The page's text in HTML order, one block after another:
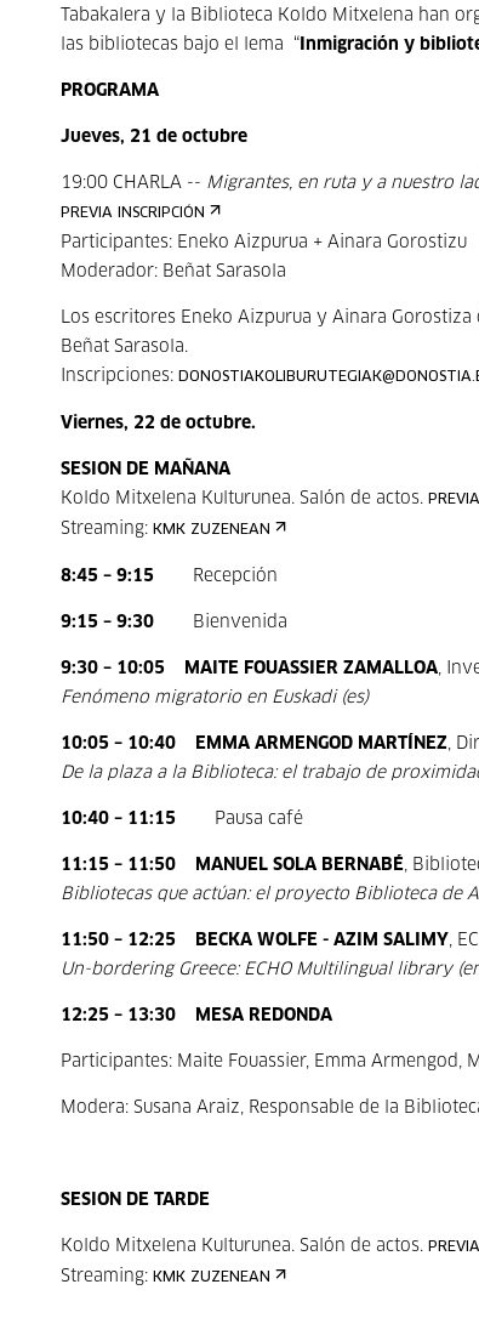
Tabakalera y la Biblioteca Koldo Mitxelena han
las bibliotecas bajo el lema “ Inmigración y
PROGRAMA
Jueves, 21 de octubre
19:00 CHARLA -- Migrantes, en ruta y a nuestro
PREVIA INSCRIPCIÓN
Participantes: Eneko Aizpurua + Ainara Gorostizu
Moderador: Beñat Sarasola
Los escritores Eneko Aizpurua y Ainara
Beñat Sarasola.
Inscripciones:
Viernes, 22 de octubre.
SESION DE MAÑANA
Koldo Mitxelena Kulturunea. Salón de actos.
Streaming: KMK ZUZENEAN
8:45 – 9:15 Recepción
9:15 – 9:30 Bienvenida
9:30 – 10:05 MAITE FOUASSIER ZAMALLOA,
Fenómeno migratorio en Euskadi (es)
10:05 – 10:40 EMMA ARMENGOD MARTÍNEZ,
De la plaza a la Biblioteca: el trabajo de
10:40 – 11:15 Pausa café
11:15 – 11:50 MANUEL SOLA BERNABÉ,
Bibliotecas que actúan: el proyecto Biblioteca de
11:50 – 12:25 BECKA WOLFE - AZIM SALIMY,
Un-bordering Greece: ECHO Multilingual library
12:25 – 13:30 MESA REDONDA
Participantes: Maite Fouassier, Emma Armengod,
Modera: Susana Araiz, Responsable de la
SESION DE TARDE
Koldo Mitxelena Kulturunea. Salón de actos.
Streaming: KMK ZUZENEAN